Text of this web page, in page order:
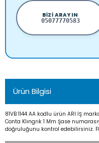
BIZI ARAYIN
05077770583
Ürün Bilgisi
81VB 1144 AA kodlu ürün ARI İŞ
Conta Klıngrık 1 Mm Şase
doğruluğunu kontrol edebilirsiniz.